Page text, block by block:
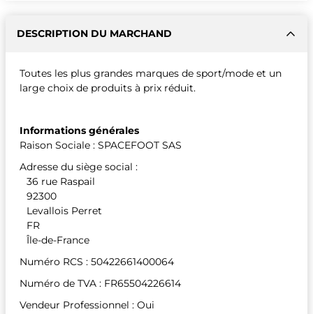
DESCRIPTION DU MARCHAND
Toutes les plus grandes marques de sport/mode et un
large choix de produits à prix réduit.
Informations générales
Raison Sociale : SPACEFOOT SAS
Adresse du siège social :
36 rue Raspail
92300
Levallois Perret
FR
Île-de-France
Numéro RCS : 50422661400064
Numéro de TVA : FR65504226614
Vendeur Professionnel : Oui